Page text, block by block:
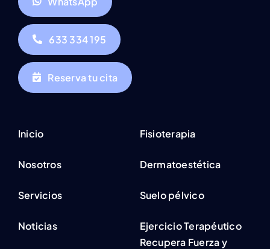
633 334 195
Reserva tu cita
Inicio
Nosotros
Servicios
Noticias
Fisioterapia
Dermatoestética
Suelo pélvico
Ejercicio Terapéutico
Recupera Fuerza y